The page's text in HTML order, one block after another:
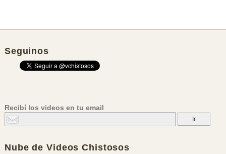
Seguinos
Recibí los videos en tu email
Nube deVideos Chistosos